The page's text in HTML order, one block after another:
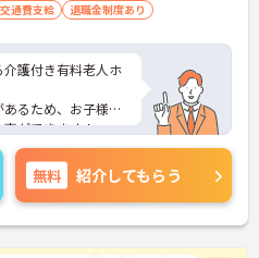
交通費支給 退職金制度あり
護付き有料老人ホ
るため、お子様の
ができます！
ートの予定も立て
トなど、さらに詳
相談ください。
無料 紹介してもらう